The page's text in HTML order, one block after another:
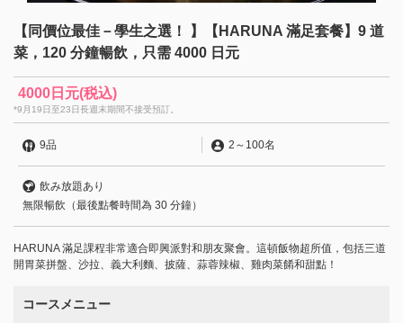
【同價位最佳－學生之選！ 】【HARUNA 滿足套餐】9 道
菜，120 分鐘暢飲，只需 4000 日元
4000日元(税込)
*9月19日至23日長週末期間不接受預訂。
9品 2 ～ 100名
飲み放題あり
無限暢飲（最後點餐時間為 30 分鐘）
HARUNA 滿足課程非常適合即興派對和朋友聚會。這頓飯物超所值，包括三道
開胃菜拼盤、沙拉、義大利麵、披薩、蒜蓉辣椒、雞肉菜餚和甜點！
コースメニュー